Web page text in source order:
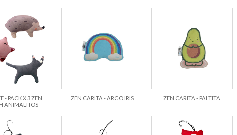
- PACK X 3 ZEN
ANIMALITOS
ZEN CARITA - ARCO IRIS ZEN CARITA - PALTITA